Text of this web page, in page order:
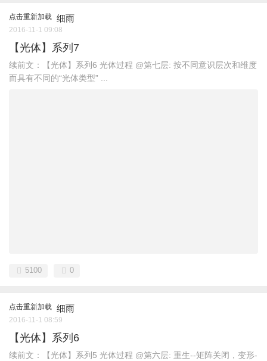
点击重新加载 细雨
2016-11-1 09:08
【光体】系列7
续前文：【光体】系列6 光体过程 @第七层: 按不同意识层次和维度
而具有不同的“光体类型” ...
5100 0
点击重新加载 细雨
2016-11-1 08:59
【光体】系列6
续前文：【光体】系列5 光体过程 @第六层: 重生--矩阵关闭，变形-